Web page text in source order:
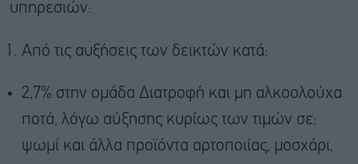
υπηρεσιών:
Από τις αυξήσεις των δεικτών κατά:
2,7% στην ομάδα Διατροφή και μη αλκοολούχα
ποτά, λόγω αύξησης κυρίως των τιμών σε:
ψωμί και άλλα προϊόντα αρτοποιίας, μοσχάρι,